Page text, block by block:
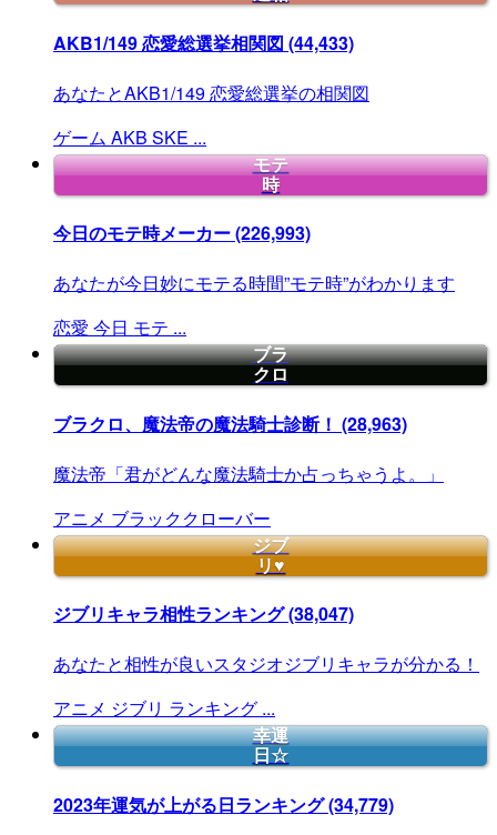
AKB1/149 恋愛総選挙相関図 (44,433)
あなたとAKB1/149 恋愛総選挙の相関図
ゲーム AKB SKE ...
モテ
時
今日のモテ時メーカー(226,993)
あなたが今日妙にモテる時間”モテ時”がわかります
恋愛 今日 モテ ...
ブラ
クロ
ブラクロ、魔法帝の魔法騎士診断！ (28,963)
魔法帝「君がどんな魔法騎士か占っちゃうよ。」
アニメ ブラッククローバー
ジブ
リ♥
ジブリキャラ相性ランキング(38,047)
あなたと相性が良いスタジオジブリキャラが分かる！
アニメ ジブリ ランキング ...
幸運
日☆
2023年運気が上がる日ランキング(34,779)